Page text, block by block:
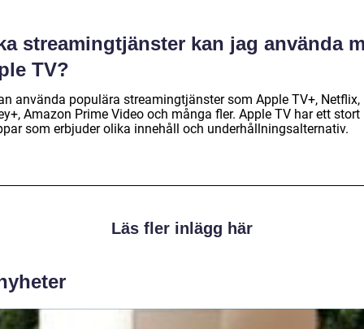
streamingtjänster kan jag använda
TV?
använda populära streamingtjänster som Apple TV+, Netflix,
Amazon Prime Video och många fler. Apple TV har ett stort
som erbjuder olika innehåll och underhållningsalternativ.
Läs fler inlägg här